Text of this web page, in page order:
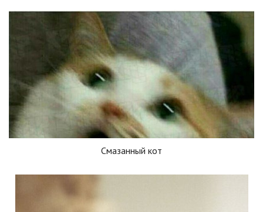
Смазанный кот